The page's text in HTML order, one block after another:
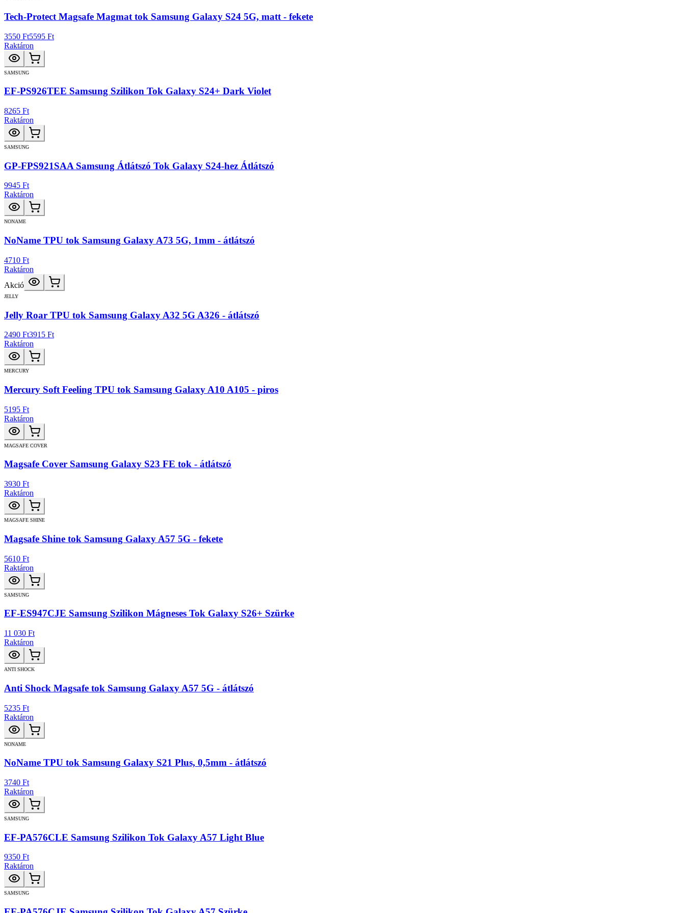
Tech-Protect Magsafe Magmat tok Samsung Galaxy S24 5G, matt - fekete
3550 Ft5595 Ft
Raktáron
SAMSUNG
EF-PS926TEE Samsung Szilikon Tok Galaxy S24+ Dark Violet
8265 Ft
Raktáron
SAMSUNG
GP-FPS921SAA Samsung Átlátszó Tok Galaxy S24-hez Átlátszó
9945 Ft
Raktáron
NONAME
NoName TPU tok Samsung Galaxy A73 5G, 1mm - átlátszó
4710 Ft
Raktáron
Akció
JELLY
Jelly Roar TPU tok Samsung Galaxy A32 5G A326 - átlátszó
2490 Ft3915 Ft
Raktáron
MERCURY
Mercury Soft Feeling TPU tok Samsung Galaxy A10 A105 - piros
5195 Ft
Raktáron
MAGSAFE COVER
Magsafe Cover Samsung Galaxy S23 FE tok - átlátszó
3930 Ft
Raktáron
MAGSAFE SHINE
Magsafe Shine tok Samsung Galaxy A57 5G - fekete
5610 Ft
Raktáron
SAMSUNG
EF-ES947CJE Samsung Szilikon Mágneses Tok Galaxy S26+ Szürke
11 030 Ft
Raktáron
ANTI SHOCK
Anti Shock Magsafe tok Samsung Galaxy A57 5G - átlátszó
5235 Ft
Raktáron
NONAME
NoName TPU tok Samsung Galaxy S21 Plus, 0,5mm - átlátszó
3740 Ft
Raktáron
SAMSUNG
EF-PA576CLE Samsung Szilikon Tok Galaxy A57 Light Blue
9350 Ft
Raktáron
SAMSUNG